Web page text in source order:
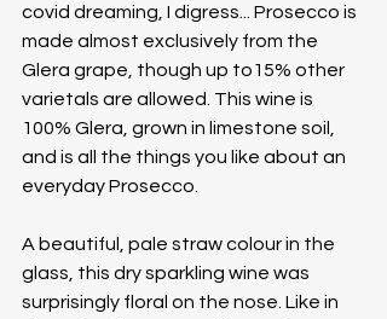
covid dreaming, I digress... Prosecco is
made almost exclusively from the
Glera grape, though up to15% other
varietals are allowed. This wine is
100% Glera, grown in limestone soil,
and is all the things you like about an
everyday Prosecco.
A beautiful, pale straw colour in the
glass, this dry sparkling wine was
surprisingly floral on the nose. Like in